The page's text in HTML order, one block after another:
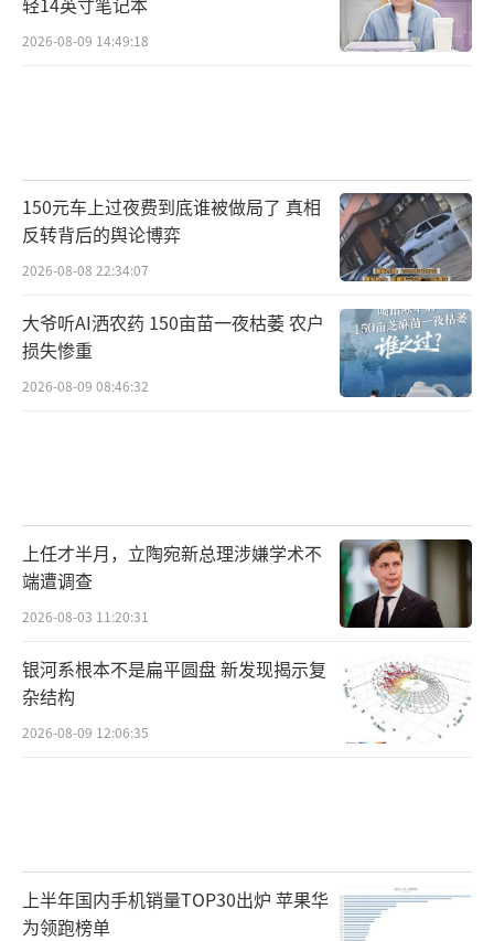
2026-08-09 14:49:18
150元车上过夜费到底谁被做局了 真相
反转背后的舆论博弈
2026-08-08 22:34:07
大爷听AI洒农药 150亩苗一夜枯萎 农户
损失惨重
2026-08-09 08:46:32
上任才半月，立陶宛新总理涉嫌学术不
端遭调查
2026-08-03 11:20:31
银河系根本不是扁平圆盘 新发现揭示复
杂结构
2026-08-09 12:06:35
上半年国内手机销量TOP30出炉 苹果华
为领跑榜单